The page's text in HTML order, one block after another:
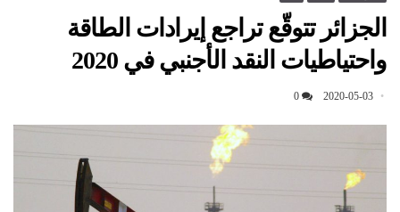
الجزائر تتوقّع تراجع إيرادات الطاقة
واحتياطيات النقد الأجنبي في 2020
2020-05-03
0